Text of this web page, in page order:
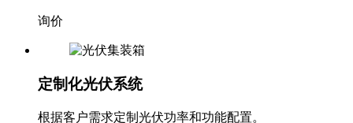
询价
定制化光伏系统
根据客户需求定制光伏功率和功能配置。